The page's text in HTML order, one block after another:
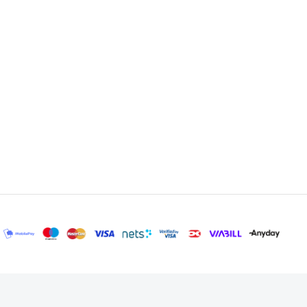
sikkerhed i køkkenet. Med en velvalgt
og let at finde.
valg til dit hjem. Vil du se flere muligheder
skuffe perfekt. Hos knivblokken.dk sætter vi en